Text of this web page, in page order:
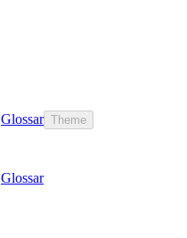
Glossar Theme
Glossar